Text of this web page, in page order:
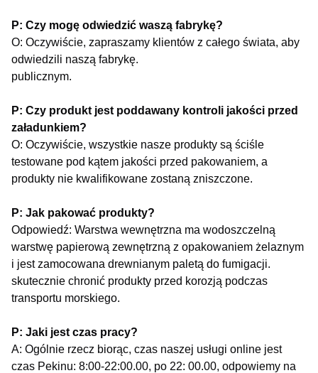
P: Czy mogę odwiedzić waszą fabrykę?
O: Oczywiście, zapraszamy klientów z całego świata, aby
odwiedzili naszą fabrykę.
publicznym.
P: Czy produkt jest poddawany kontroli jakości przed
załadunkiem?
O: Oczywiście, wszystkie nasze produkty są ściśle
testowane pod kątem jakości przed pakowaniem, a
produkty nie kwalifikowane zostaną zniszczone.
P: Jak pakować produkty?
Odpowiedź: Warstwa wewnętrzna ma wodoszczelną
warstwę papierową zewnętrzną z opakowaniem żelaznym
i jest zamocowana drewnianym paletą do fumigacji.
skutecznie chronić produkty przed korozją podczas
transportu morskiego.
P: Jaki jest czas pracy?
A: Ogólnie rzecz biorąc, czas naszej usługi online jest
czas Pekinu: 8:00-22:00.00, po 22: 00.00, odpowiemy na